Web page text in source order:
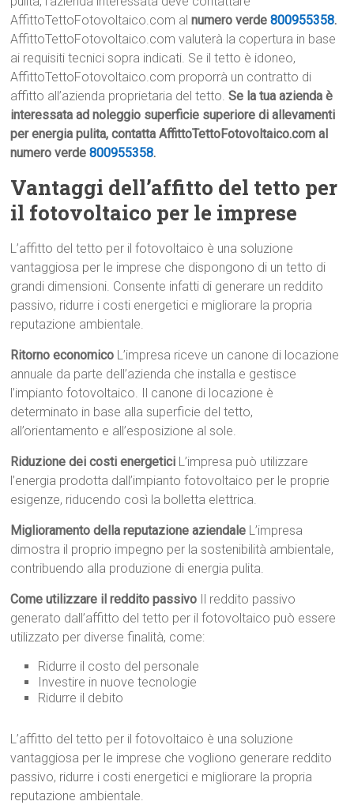
AffittoTettoFotovoltaico.com alnumero verde800955358.
AffittoTettoFotovoltaico.com valuterà la copertura in base
ai requisiti tecnici sopra indicati. Se il tetto è idoneo,
AffittoTettoFotovoltaico.com proporrà un contratto di
affitto all’azienda proprietaria del tetto.Se la tua azienda è
interessata ad noleggio superficie superiore di allevamenti
per energia pulita, contatta AffittoTettoFotovoltaico.com al
numero verde800955358.
Vantaggi dell’affitto del tetto per
il fotovoltaico per le imprese
L’affitto del tetto per il fotovoltaico è una soluzione
vantaggiosa per le imprese che dispongono di un tetto di
grandi dimensioni. Consente infatti di generare un reddito
passivo, ridurre i costi energetici e migliorare la propria
reputazione ambientale.
Ritorno economico L’impresa riceve un canone di locazione
annuale da parte dell’azienda che installa e gestisce
l’impianto fotovoltaico. Il canone di locazione è
determinato in base alla superficie del tetto,
all’orientamento e all’esposizione al sole.
Riduzione dei costi energetici L’impresa può utilizzare
l’energia prodotta dall’impianto fotovoltaico per le proprie
esigenze, riducendo così la bolletta elettrica.
Miglioramento della reputazione aziendale L’impresa
dimostra il proprio impegno per la sostenibilità ambientale,
contribuendo alla produzione di energia pulita.
Come utilizzare il reddito passivo Il reddito passivo
generato dall’affitto del tetto per il fotovoltaico può essere
utilizzato per diverse finalità, come:
Ridurre il costo del personale
Investire in nuove tecnologie
Ridurre il debito
L’affitto del tetto per il fotovoltaico è una soluzione
vantaggiosa per le imprese che vogliono generare reddito
passivo, ridurre i costi energetici e migliorare la propria
reputazione ambientale.